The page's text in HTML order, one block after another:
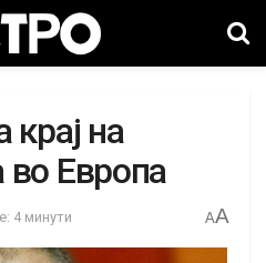
крај на
во Европа
4 минути AA